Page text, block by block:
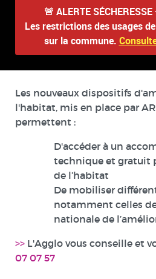
🚨 ALERTE
Les restrictions des usages
sur la commune.
Les nouveaux dispositifs
l'habitat, mis en place par
permettent :
D'accéder à un
technique et gratuit
de l’habitat
De mobiliser
notamment celles
nationale de
>> L'Agglo vous conseille et
07 07 57